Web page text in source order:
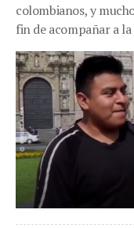
colombianos, y
fin de acompañar a la